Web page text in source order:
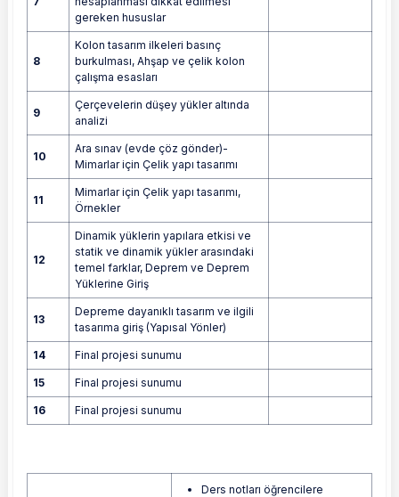
gereken hususlar
8
Kolon tasarım ilkeleri basınç
burkulması, Ahşap ve çelik kolon
çalışma esasları
9
Çerçevelerin düşey yükler altında
analizi
10
Ara sınav (evde çöz gönder)-
Mimarlar için Çelik yapı tasarımı
11
Mimarlar için Çelik yapı tasarımı,
Örnekler
12
Dinamik yüklerin yapılara etkisi ve
statik ve dinamik yükler arasındaki
temel farklar, Deprem ve Deprem
Yüklerine Giriş
13
Depreme dayanıklı tasarım ve ilgili
tasarıma giriş (Yapısal Yönler)
14 Final projesi sunumu
15 Final projesi sunumu
16 Final projesi sunumu
Ders notları öğrencilere